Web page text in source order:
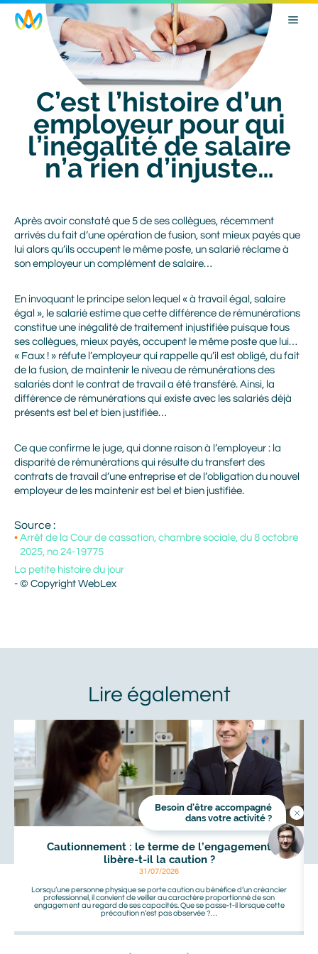
Skip
Image
C’est l’histoire d’un
employeur pour qui
l’inégalité de salaire
n’a rien d’injuste…
Body
Après avoir constaté que 5 de ses collègues, récemment
arrivés du fait d’une opération de fusion, sont mieux payés que
lui alors qu’ils occupent le même poste, un salarié réclame à
son employeur un complément de salaire…
En invoquant le principe selon lequel « à travail égal, salaire
égal », le salarié estime que cette différence de rémunérations
constitue une inégalité de traitement injustifiée puisque tous
ses collègues, mieux payés, occupent le même poste que lui…
« Faux ! » réfute l’employeur qui rappelle qu’il est obligé, du fait
de la fusion, de maintenir le niveau de rémunérations des
salariés dont le contrat de travail a été transféré. Ainsi, la
différence de rémunérations qui existe avec les salariés déjà
présents est bel et bien justifiée…
Ce que confirme le juge, qui donne raison à l’employeur : la
disparité de rémunérations qui résulte du transfert des
contrats de travail d’une entreprise et de l’obligation du nouvel
employeur de les maintenir est bel et bien justifiée.
Source :
Arrêt de la Cour de cassation, chambre sociale, du 8 octobre
2025, no 24-19775
La petite histoire du jour
- © Copyright WebLex
voir
aussi
Cautionnement : le terme de l’engagement
libère-t-il la caution ?
31/07/2026
Lorsqu’une personne physique se porte caution au bénéfice d’un créancier
professionnel, il convient de veiller au caractère proportionné de son
engagement au regard de ses capacités. Que se passe-t-il lorsque cette
précaution n’est pas observée ?…
Image
Image
Titre
Besoin d’être accompagné
dans votre activité ?
Adresse mail
En cliquant sur Valider, vous avez lu et accepté la Politique
de protection des données personnelles Alliance Mozaik. Je
m'informe des produits et services de Alliance Mozaik qui
peuvent me correspondre. Je sais que je peux demander à
Alliance Mozaik de cesser toute communication avec moi à
tout moment. J'accepte de recevoir des messages
part de Alliance Mozaik.